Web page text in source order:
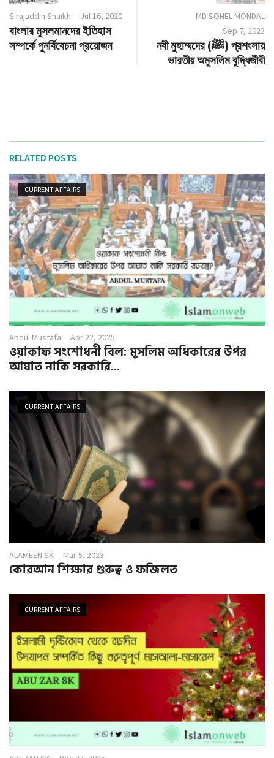
Sirajuddin Shaikh Jul 16, 2020
বাংলার মুসলমানদের ইতিহাস
সম্পর্কে পুনর্বিবেচনা প্রয়োজন
MD SOHEL MONDAL
Sep 7, 2023
নবী মুহাম্মদের (ﷺ) প্রশংসায়
ভারতীয় অমুসলিম বুদ্ধিজীবী
RELATED POSTS
CURRENT AFFAIRS
Abdul Mustafa Apr 22, 2025
ওয়াকাফ সংশোধনী বিল: মুসলিম অধিকারের উপর
আঘাত নাকি সরকারি...
CURRENT AFFAIRS
ALAMEEN SK Mar 5, 2023
কোরআন শিক্ষার গুরুত্ব ও ফজিলত
CURRENT AFFAIRS